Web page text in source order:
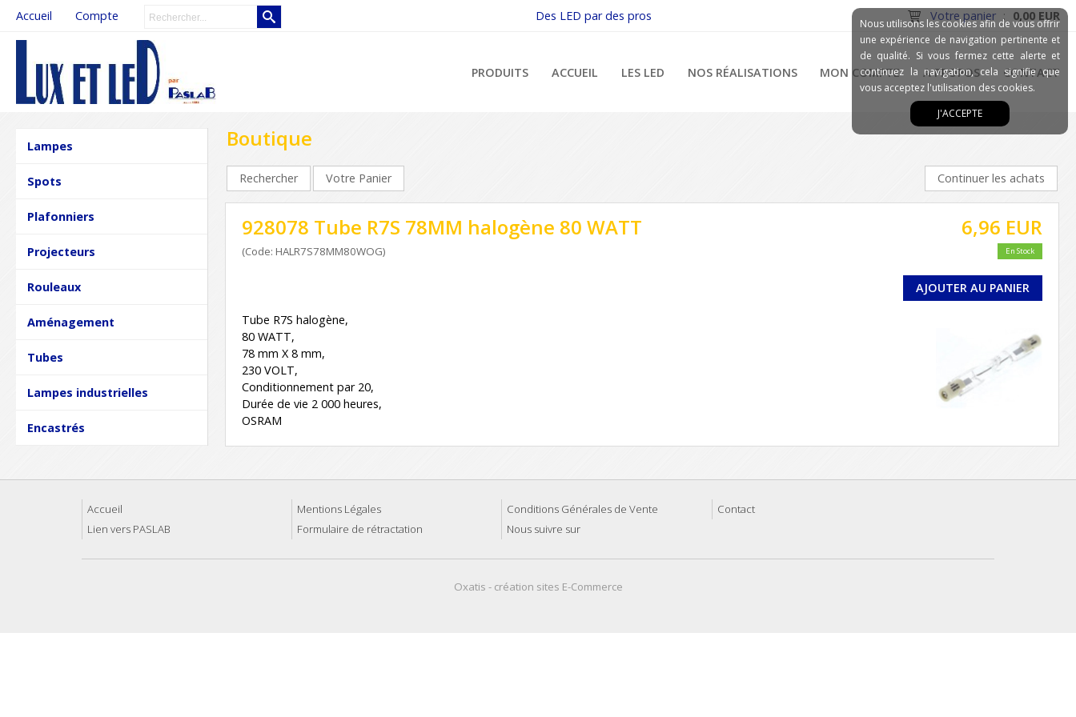
Accueil Compte Votre panier : 0,00 EUR
Des LED par des pros
PRODUITS ACCUEIL LES LED NOS RÉALISATIONS MON COMPTE A PROPOS CONTACT
Lampes
Spots
Plafonniers
Projecteurs
Rouleaux
Aménagement
Tubes
Lampes industrielles
Encastrés
Boutique
Rechercher Votre Panier Continuer les achats
928078 Tube R7S 78MM halogène 80 WATT
(Code: HALR7S78MM80WOG)
6,96 EUR
En Stock
AJOUTER AU PANIER
Tube R7S halogène,
80 WATT,
78 mm X 8 mm,
230 VOLT,
Conditionnement par 20,
Durée de vie 2 000 heures,
OSRAM
Accueil Mentions Légales Conditions Générales de Vente
Contact
Lien vers PASLAB
Formulaire de rétractation Nous suivre sur
Oxatis - création sites E-Commerce
Nous utilisons les cookies afin de vous offrir
une expérience de navigation pertinente et
de qualité. Si vous fermez cette alerte et
continuez la navigation, cela signifie que
vous acceptez l'utilisation des cookies.
J'ACCEPTE